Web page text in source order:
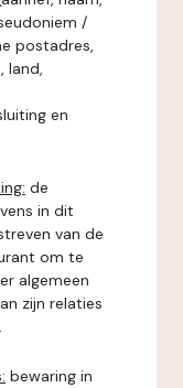
/
postadres,
land,
en
de
in dit
van de
om te
algemeen
zijn relaties
bewaring in